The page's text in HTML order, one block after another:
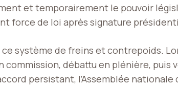
et temporairement le pouvoir
force de loi après signature
système de freins et contrepoids.
débattu en plénière, puis
persistant, l’Assemblée nationale